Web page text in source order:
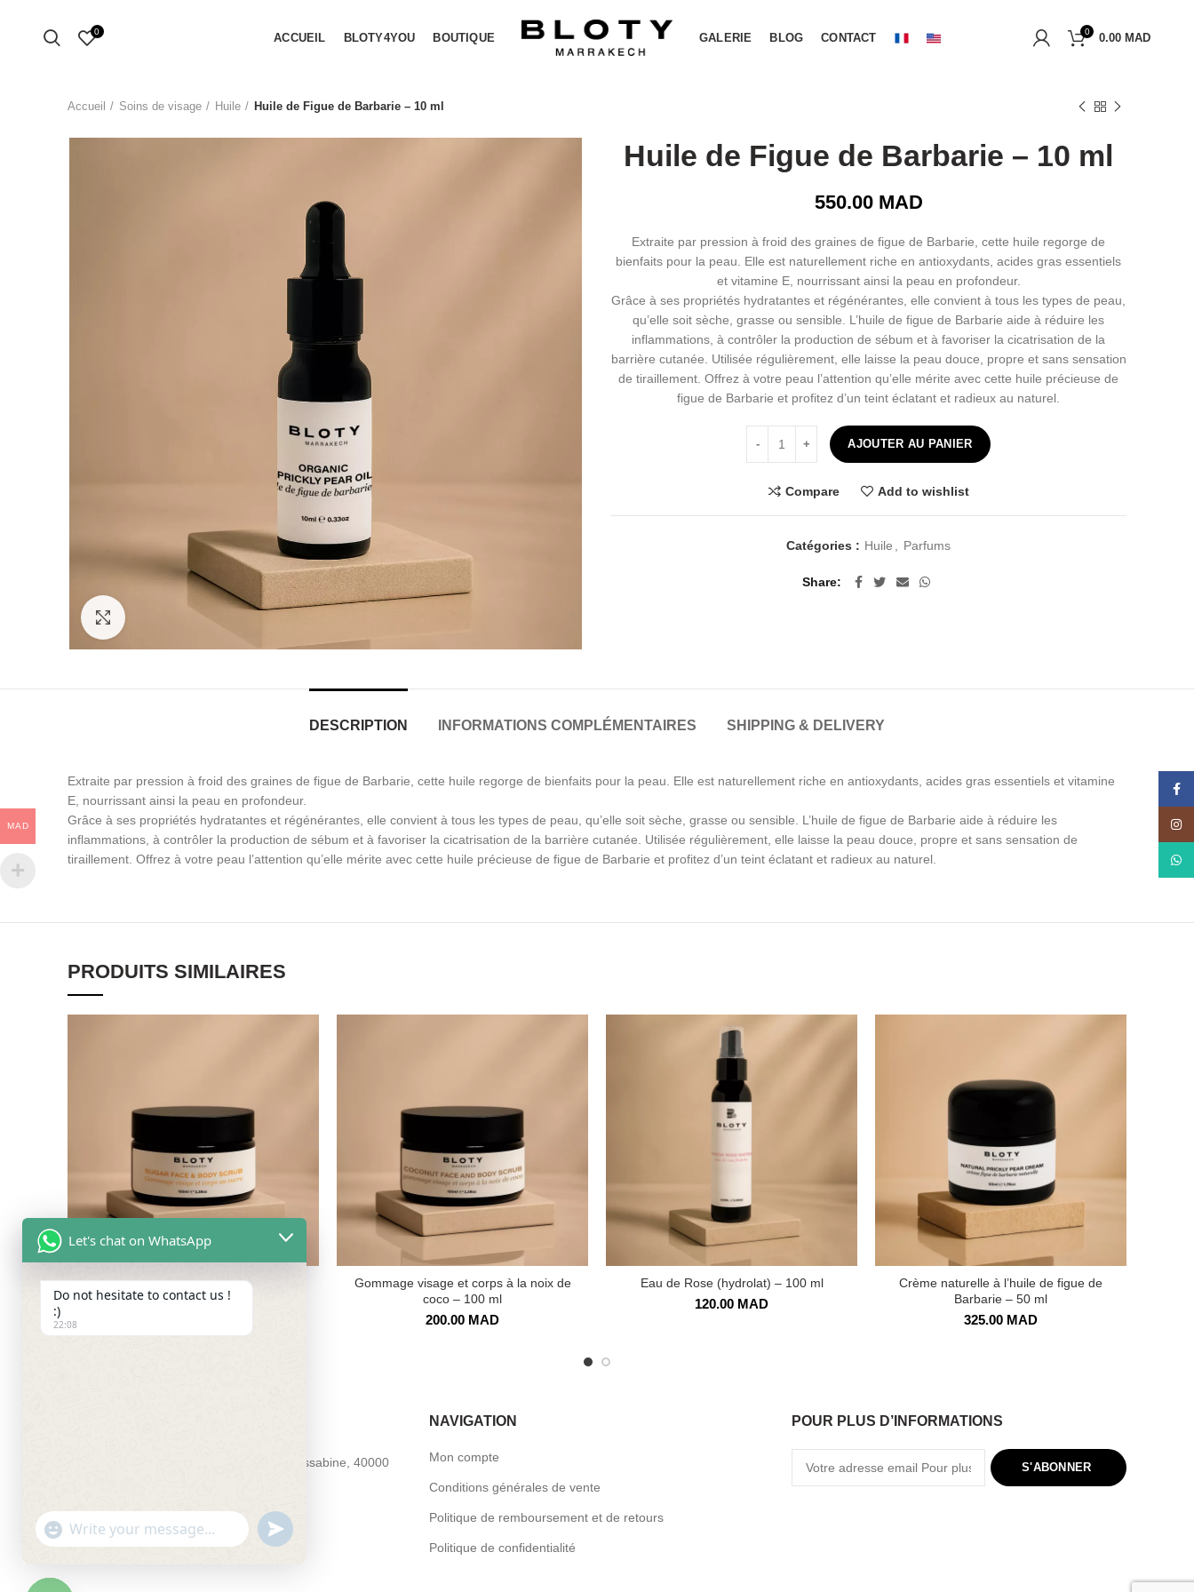
0 ACCUEIL BLOTY4YOU BOUTIQUE GALERIE BLOG CONTACT 0 0.00 MAD
Accueil Soins de visage Huile Huile de Figue de Barbarie – 10 ml
Huile de Figue de Barbarie – 10 ml
550.00MAD
Extraite par pression à froid des graines de figue de Barbarie, cette huile regorge de
bienfaits pour la peau. Elle est naturellement riche en antioxydants, acides gras essentiels
et vitamine E, nourrissant ainsi la peau en profondeur.
Grâce à ses propriétés hydratantes et régénérantes, elle convient à tous les types de peau,
qu’elle soit sèche, grasse ou sensible. L’huile de figue de Barbarie aide à réduire les
inflammations, à contrôler la production de sébum et à favoriser la cicatrisation de la
barrière cutanée. Utilisée régulièrement, elle laisse la peau douce, propre et sans sensation
de tiraillement. Offrez à votre peau l’attention qu’elle mérite avec cette huile précieuse de
figue de Barbarie et profitez d’un teint éclatant et radieux au naturel.
quantité de Huile de Figue de Barbarie - 10 ml
AJOUTER AU PANIER
Compare Add to wishlist
Catégories : Huile Parfums
Share
DESCRIPTION INFORMATIONS COMPLÉMENTAIRES SHIPPING & DELIVERY
Extraite par pression à froid des graines de figue de Barbarie, cette huile regorge de bienfaits pour la peau. Elle est naturellement riche en antioxydants, acides gras essentiels et vitamine
E, nourrissant ainsi la peau en profondeur.
Grâce à ses propriétés hydratantes et régénérantes, elle convient à tous les types de peau, qu’elle soit sèche, grasse ou sensible. L’huile de figue de Barbarie aide à réduire les
inflammations, à contrôler la production de sébum et à favoriser la cicatrisation de la barrière cutanée. Utilisée régulièrement, elle laisse la peau douce, propre et sans sensation de
tiraillement. Offrez à votre peau l’attention qu’elle mérite avec cette huile précieuse de figue de Barbarie et profitez d’un teint éclatant et radieux au naturel.
PRODUITS SIMILAIRES
Gommage Visage et Corps – 100 ml
200.00MAD
Gommage visage et corps à la noix de
coco – 100 ml
200.00 MAD
Eau de Rose (hydrolat) – 100 ml
120.00 MAD
Crème naturelle à l’huile de figue de
Barbarie – 50 ml
325.00 MAD
55 Souk aux roseaux kessabine 55 kessabine, 40000
Email : contact@bloty4you.com
NAVIGATION
Mon compte
Conditions générales de vente
Politique de remboursement et de retours
Politique de confidentialité
POUR PLUS D’INFORMATIONS
MAD
Let's chat on WhatsApp
Do not hesitate to contact us !
:)
22:08
"+CHATY_SETTINGS.LANG.EMOJI_PICKER+"
WhatsApp
UNDEFINED